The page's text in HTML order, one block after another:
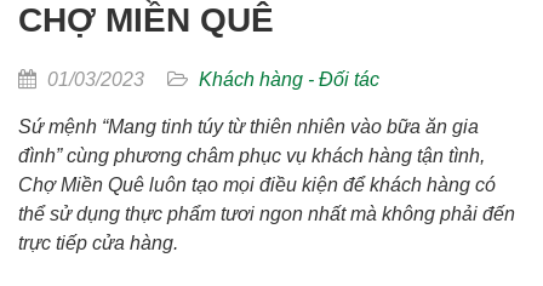
CHỢ MIỀN QUÊ
01/03/2023 Khách hàng - Đối tác
Sứ mệnh “Mang tinh túy từ thiên nhiên vào bữa ăn gia
đình” cùng phương châm phục vụ khách hàng tận tình,
Chợ Miền Quê luôn tạo mọi điều kiện để khách hàng có
thể sử dụng thực phẩm tươi ngon nhất mà không phải đến
trực tiếp cửa hàng.